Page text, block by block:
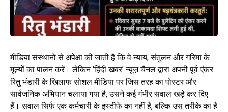
मीडिया संस्थानों से अपेक्षा की जाती है कि वे न्याय, संतुलन और गरिमा के
मूल्यों का पालन करें। लेकिन ‘हिंदी खबर’ न्यूज़ चैनल द्वारा अपनी पूर्व एंकर
रितु भंडारी के खिलाफ सोशल मीडिया पर जिस तरह का पोस्टर और
सार्वजनिक अभियान चलाया गया है, उसने कई गंभीर सवाल खड़े कर दिए
हैं। सवाल सिर्फ एक कर्मचारी के इस्तीफे का नहीं है, बल्कि उस तरीके का है